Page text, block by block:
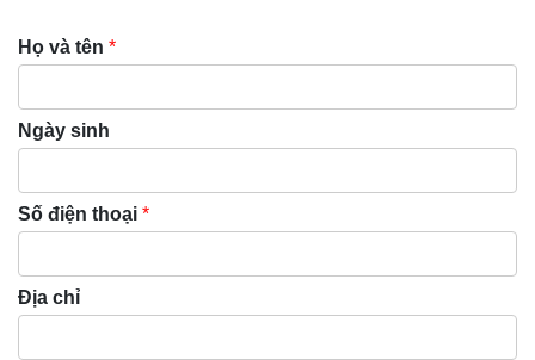
Họ và tên *
Ngày sinh
Số điện thoại *
Địa chỉ